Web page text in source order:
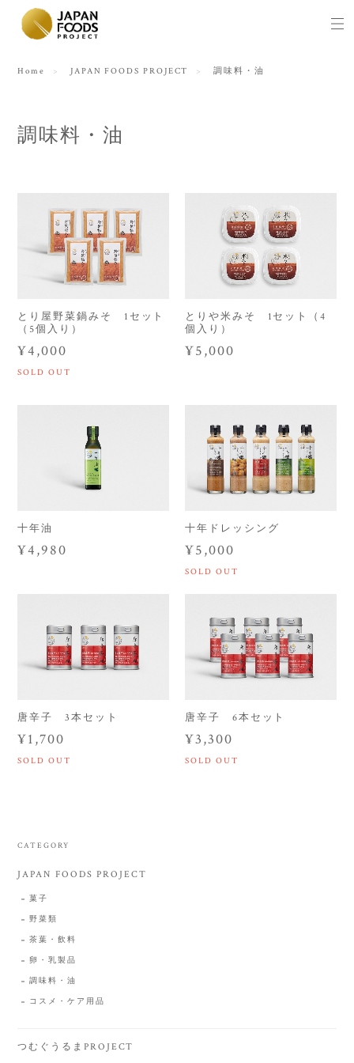
Home JAPAN FOODS PROJECT 調味料・油
調味料・油
とり屋野菜鍋みそ 1セット
（5個入り）
¥4,000
SOLD OUT
とりや米みそ 1セット（4
個入り）
¥5,000
十年油
¥4,980
十年ドレッシング
¥5,000
SOLD OUT
唐辛子 3本セット
¥1,700
SOLD OUT
唐辛子 6本セット
¥3,300
SOLD OUT
CATEGORY
JAPAN FOODS PROJECT
菓子
野菜類
茶葉・飲料
卵・乳製品
調味料・油
コスメ・ケア用品
つむぐうるまPROJECT